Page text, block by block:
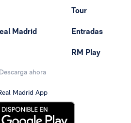
Madrid
Tour
Entradas
RM Play
Descarga ahora
Madrid App